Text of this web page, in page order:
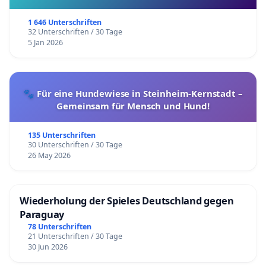
1 646 Unterschriften
32 Unterschriften / 30 Tage
5 Jan 2026
🐾 Für eine Hundewiese in Steinheim-Kernstadt –
Gemeinsam für Mensch und Hund!
135 Unterschriften
30 Unterschriften / 30 Tage
26 May 2026
Wiederholung der Spieles Deutschland gegen
Paraguay
78 Unterschriften
21 Unterschriften / 30 Tage
30 Jun 2026